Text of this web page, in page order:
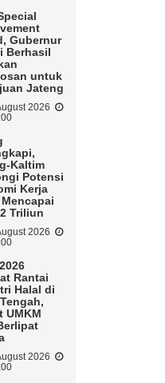
Gubernur
Berhasil
untuk
Jateng
2026
Kaltim
Potensi
Kerja
Mencapai
Triliun
2026
Rantai
Halal di
UMKM
2026